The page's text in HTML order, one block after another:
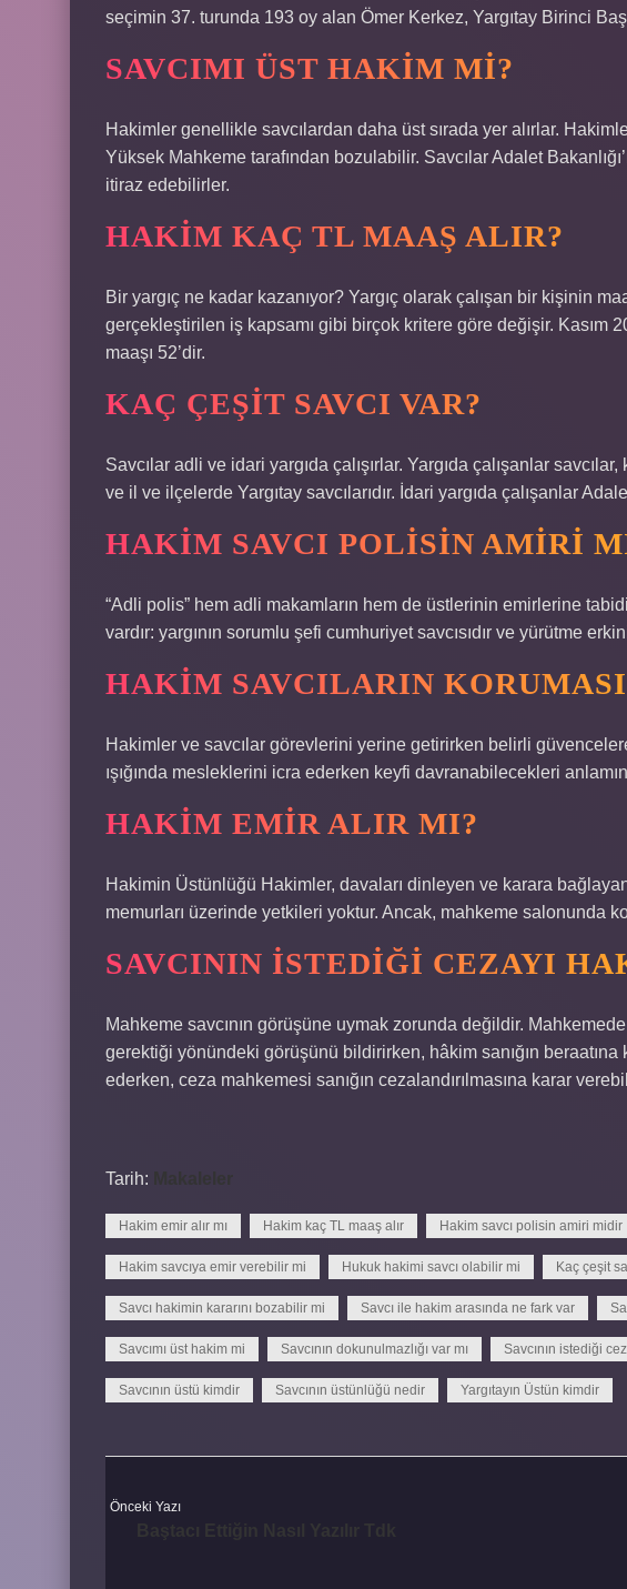
seçimin 37. turunda 193 oy alan Ömer Kerkez, Yargıtay Birinci
SAVCIMI ÜST HAKIM MI?
Hakimler genellikle savcılardan daha üst sırada yer alırlar.
Yüksek Mahkeme tarafından bozulabilir. Savcılar Adalet
itiraz edebilirler.
HAKIM KAÇ TL MAAŞ ALIR?
Bir yargıç ne kadar kazanıyor? Yargıç olarak çalışan bir kişinin
gerçekleştirilen iş kapsamı gibi birçok kritere göre değişir. Kasım
maaşı 52’dir.
KAÇ ÇEŞIT SAVCI VAR?
Savcılar adli ve idari yargıda çalışırlar. Yargıda çalışanlar savcılar,
ve il ve ilçelerde Yargıtay savcılarıdır. İdari yargıda çalışanlar
HAKIM SAVCI POLISIN AMIRI
“Adli polis” hem adli makamların hem de üstlerinin emirlerine
vardır: yargının sorumlu şefi cumhuriyet savcısıdır ve yürütme
HAKIM SAVCILARIN
Hakimler ve savcılar görevlerini yerine getirirken belirli
ışığında mesleklerini icra ederken keyfi davranabilecekleri
HAKIM EMIR ALIR MI?
Hakimin Üstünlüğü Hakimler, davaları dinleyen ve karara bağlayan
memurları üzerinde yetkileri yoktur. Ancak, mahkeme salonunda
SAVCININ ISTEDIĞI CEZAYI
Mahkeme savcının görüşüne uymak zorunda değildir. Mahkemede
gerektiği yönündeki görüşünü bildirirken, hâkim sanığın
ederken, ceza mahkemesi sanığın cezalandırılmasına karar
Tarih: Makaleler
Hakim emir alır mı Hakim kaç TL maaş alır Hakim savcı polisin amiri midir
Hakim savcıya emir verebilir mi Hukuk hakimi savcı olabilir mi Kaç çeşit
Savcı hakimin kararını bozabilir mi Savcı ile hakim arasında ne fark var
Savcımı üst hakim mi Savcının dokunulmazlığı var mı Savcının istediği
Savcının üstü kimdir Savcının üstünlüğü nedir Yargıtayın Üstün kimdir
Önceki Yazı